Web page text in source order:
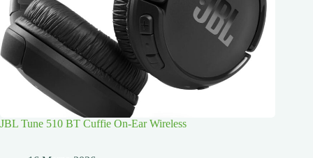
JBL Tune 510 BT Cuffie On-Ear Wireless